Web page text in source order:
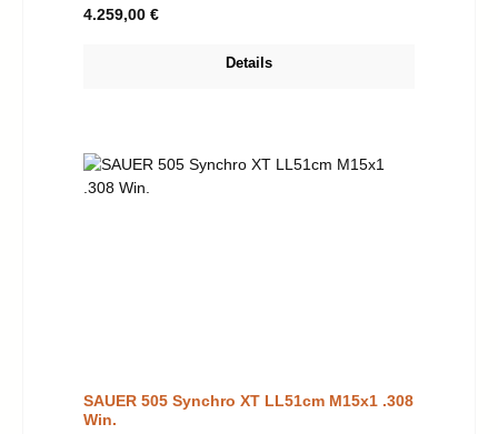
Regulärer Preis:
4.259,00 €
Details
SAUER 505 Synchro XT LL51cm M15x1 .308
Win.